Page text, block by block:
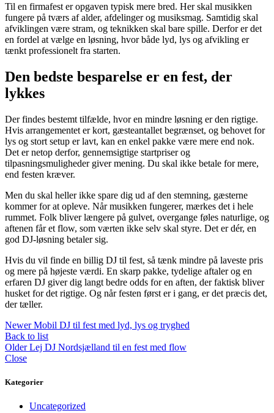
Til en firmafest er opgaven typisk mere bred. Her skal musikken
fungere på tværs af alder, afdelinger og musiksmag. Samtidig skal
afviklingen være stram, og teknikken skal bare spille. Derfor er det
en fordel at vælge en løsning, hvor både lyd, lys og afvikling er
tænkt professionelt fra starten.
Den bedste besparelse er en fest, der
lykkes
Der findes bestemt tilfælde, hvor en mindre løsning er den rigtige.
Hvis arrangementet er kort, gæsteantallet begrænset, og behovet for
lys og stort setup er lavt, kan en enkel pakke være mere end nok.
Det er netop derfor, gennemsigtige startpriser og
tilpasningsmuligheder giver mening. Du skal ikke betale for mere,
end festen kræver.
Men du skal heller ikke spare dig ud af den stemning, gæsterne
kommer for at opleve. Når musikken fungerer, mærkes det i hele
rummet. Folk bliver længere på gulvet, overgange føles naturlige, og
aftenen får et flow, som værten ikke selv skal styre. Det er dér, en
god DJ-løsning betaler sig.
Hvis du vil finde en billig DJ til fest, så tænk mindre på laveste pris
og mere på højeste værdi. En skarp pakke, tydelige aftaler og en
erfaren DJ giver dig langt bedre odds for en aften, der faktisk bliver
husket for det rigtige. Og når festen først er i gang, er det præcis det,
der tæller.
Newer Mobil DJ til fest med lyd, lys og tryghed
Back to list
Older Lej DJ Nordsjælland til en fest med flow
Close
Kategorier
Uncategorized